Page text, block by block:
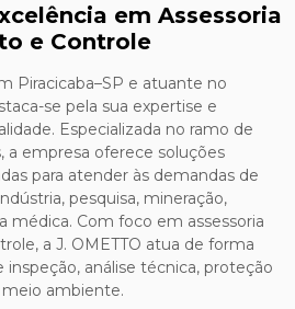
em Assessoria
e Controle
Piracicaba–SP e atuante no
se pela sua expertise e
Especializada no ramo de
a empresa oferece soluções
para atender às demandas de
pesquisa, mineração,
médica. Com foco em assessoria
a J. OMETTO atua de forma
inspeção, análise técnica, proteção
meio ambiente.